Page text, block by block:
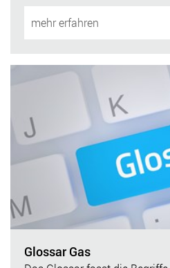
mehr erfahren
Glossar Gas